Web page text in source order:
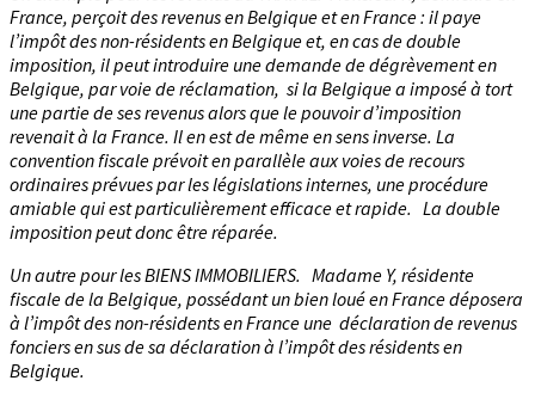
France, perçoit des revenus en Belgique et en France : il paye
l’impôt des non-résidents en Belgique et, en cas de double
imposition, il peut introduire une demande de dégrèvement en
Belgique, par voie de réclamation, si la Belgique a imposé à tort
une partie de ses revenus alors que le pouvoir d’imposition
revenait à la France. Il en est de même en sens inverse. La
convention fiscale prévoit en parallèle aux voies de recours
ordinaires prévues par les législations internes, une procédure
amiable qui est particulièrement efficace et rapide. La double
imposition peut donc être réparée.
Un autre pour les BIENS IMMOBILIERS. Madame Y, résidente
fiscale de la Belgique, possédant un bien loué en France déposera
à l’impôt des non-résidents en France une déclaration de revenus
fonciers en sus de sa déclaration à l’impôt des résidents en
Belgique.